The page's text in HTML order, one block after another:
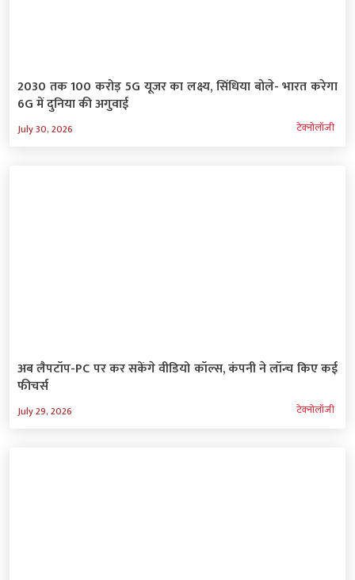
2030 तक 100 करोड़ 5G यूजर का लक्ष्य, सिंधिया बोले- भारत करेगा
6G में दुनिया की अगुवाई
July 30, 2026 टेक्‍नोलॉजी
अब लैपटॉप-PC पर कर सकेंगे वीडियो कॉल्स, कंपनी ने लॉन्च किए कई
फीचर्स
July 29, 2026 टेक्‍नोलॉजी